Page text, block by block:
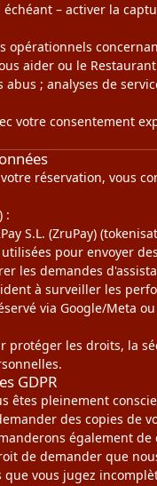
– activer la
opérationnels
aider ou le
; analyses de
votre consentement
réservation, vous
:
S.L. (ZruPay)
pour envoyer
les demandes
à surveiller les
via Google/Meta
protéger les droits, la
GDPR
êtes pleinement
des copies de
également
de demander que
vous jugez